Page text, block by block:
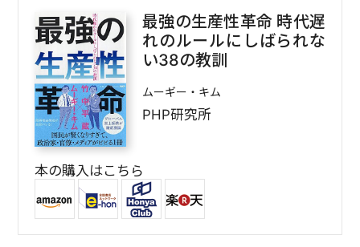
最強の生産性革命 時代遅
れのルールにしばられな
い38の教訓
ムーギー・キム
PHP研究所
本の購入はこちら